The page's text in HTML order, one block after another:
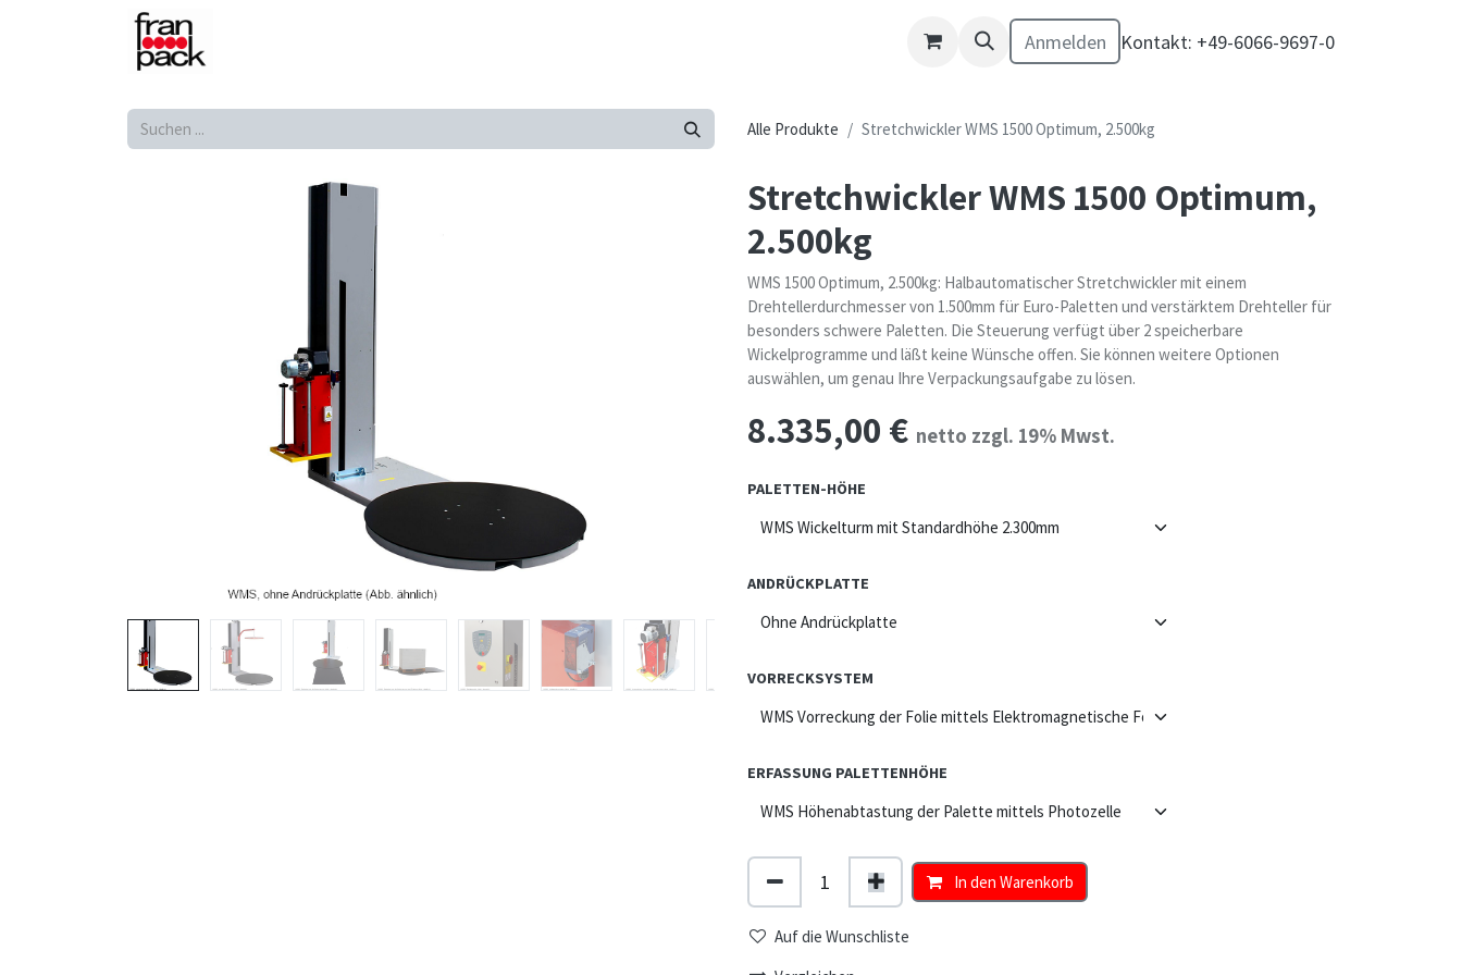
Anmelden Kontakt: +49-6066-9697-0
Alle Produkte Stretchwickler WMS 1500 Optimum, 2.500kg
Stretchwickler WMS 1500 Optimum,
2.500kg
WMS 1500 Optimum, 2.500kg: Halbautomatischer Stretchwickler mit einem
Drehtellerdurchmesser von 1.500mm für Euro-Paletten und verstärktem Drehteller für
besonders schwere Paletten. Die Steuerung verfügt über 2 speicherbare
Wickelprogramme und läßt keine Wünsche offen. Sie können weitere Optionen
auswählen, um genau Ihre Verpackungsaufgabe zu lösen.
8.335,00 € netto zzgl. 19% Mwst.
PALETTEN-HÖHE
ANDRÜCKPLATTE
VORRECKSYSTEM
ERFASSUNG PALETTENHÖHE
In den Warenkorb
Auf die Wunschliste